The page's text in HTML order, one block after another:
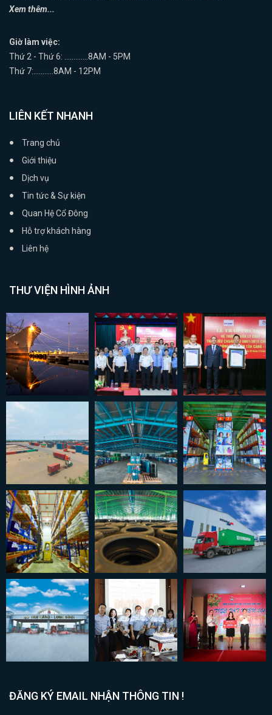
Xem thêm...
Giờ làm việc:
Thứ 2 - Thứ 6: .............8AM - 5PM
Thứ 7:...........8AM - 12PM
LIÊN KẾT NHANH
Trang chủ
Giới thiệu
Dịch vụ
Tin tức & Sự kiện
Quan Hệ Cổ Đông
Hỗ trợ khách hàng
Liên hệ
THƯ VIỆN HÌNH ẢNH
ĐĂNG KÝ EMAIL NHẬN THÔNG TIN !